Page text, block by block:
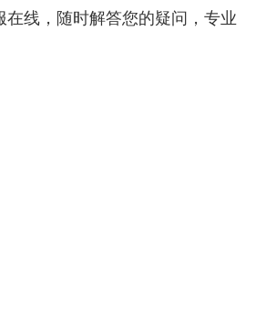
在线，随时解答您的疑问，专业